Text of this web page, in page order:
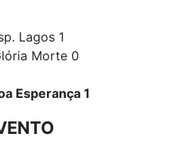
Lagos 1
Morte 0
Esperança 1